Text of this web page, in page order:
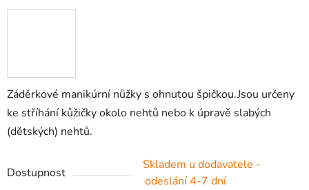
Záděrkové manikúrní nůžky s ohnutou špičkou.Jsou určeny
ke stříhání kůžičky okolo nehtů nebo k úpravě slabých
(dětských) nehtů.
Dostupnost
Skladem u dodavatele -
odeslání 4-7 dní